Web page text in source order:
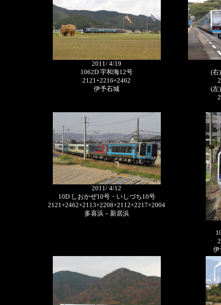
2011/ 4/19
1062D 宇和海12号
2121+2216+2462
伊予石城
(右
(左
2011/ 4/12
10D しおかぜ10号・いしづち10号
2121+2462+2113+2208+2112+2217+2004
多喜浜－新居浜
伊